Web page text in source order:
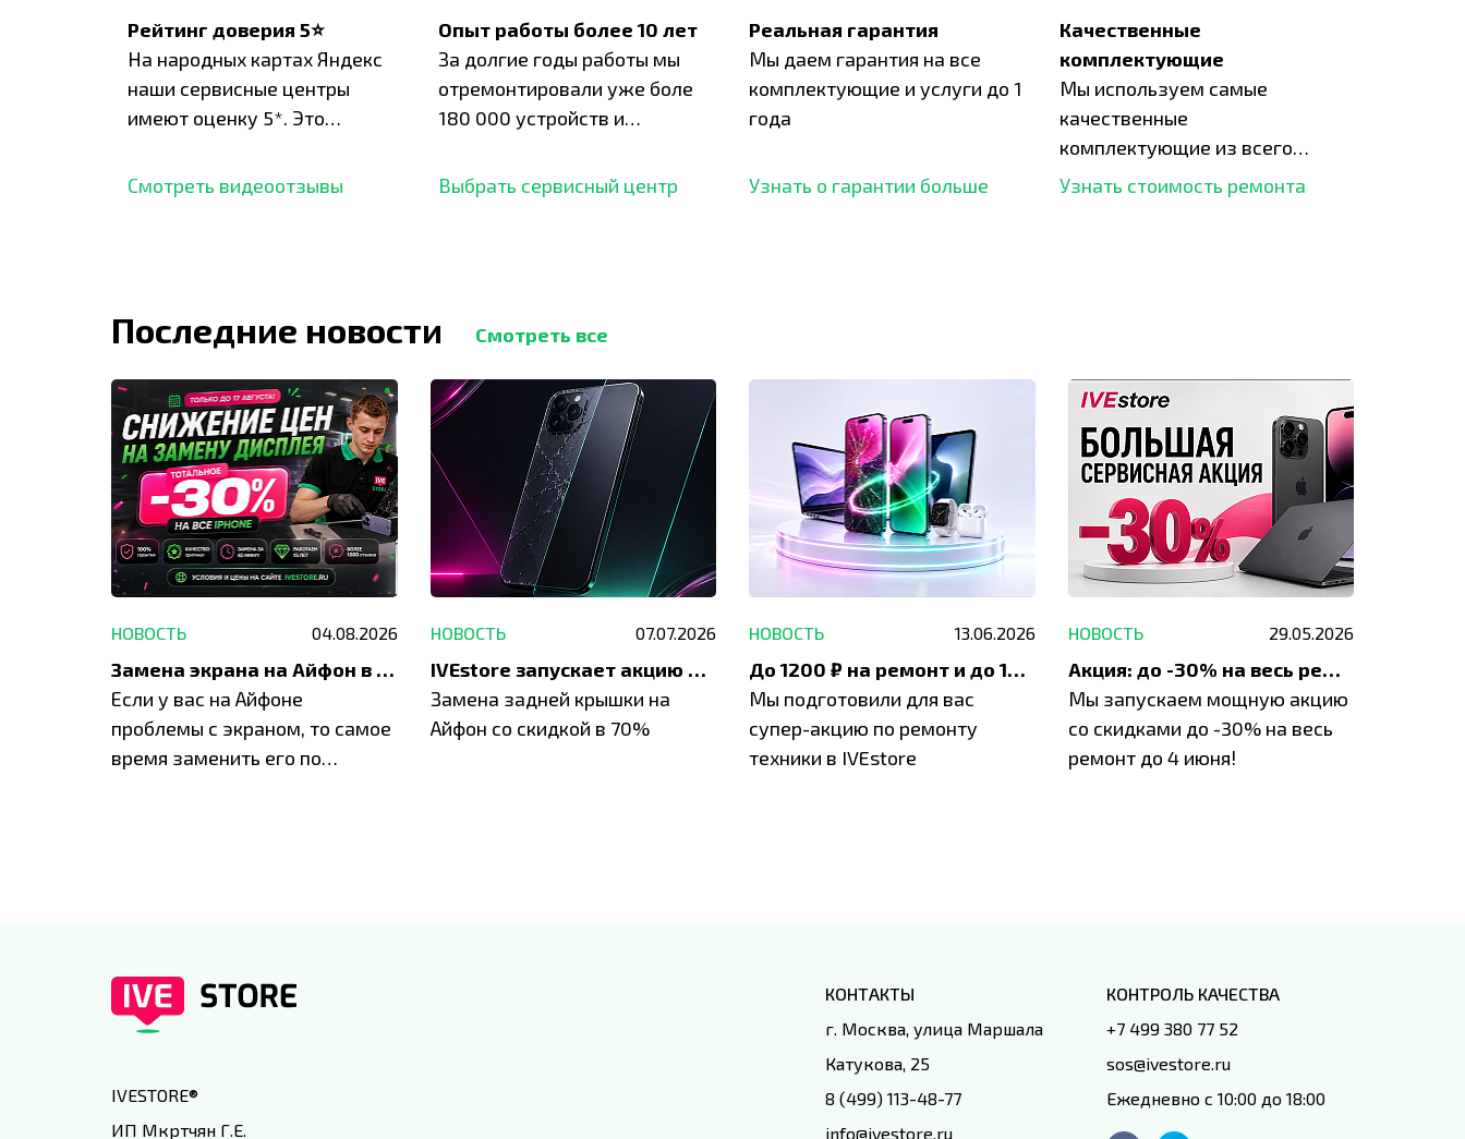
Рейтинг доверия 5⭐
На народных картах Яндекс
наши сервисные центры
имеют оценку 5*. Это
отзывов,
Смотреть видеоотзывы
Опыт работы более 10 лет
За долгие годы работы мы
отремонтировали уже боле
180 000 устройств и
опыт.
Выбрать сервисный центр
Реальная гарантия
Мы даем гарантия на все
комплектующие и услуги до 1
года
Узнать о гарантии больше
Качественные
комплектующие
Мы используем самые
качественные
комплектующие из всего
рынка и используем самое
Узнать стоимость ремонта
Последние новости Смотреть все
НОВОСТЬ 04.08.2026
Замена экрана на Айфон в Москве и Балашихе
Если у вас на Айфоне
проблемы с экраном, то самое
время заменить его по
НОВОСТЬ 07.07.2026
IVEstore запускает акцию на замену заднего стекла
Замена задней крышки на
Айфон со скидкой в 70%
НОВОСТЬ 13.06.2026
До 1200 ₽ на ремонт и до 1500 ₽ на покупку техники Apple
Мы подготовили для вас
супер-акцию по ремонту
техники в IVEstore
НОВОСТЬ 29.05.2026
Акция: до -30% на весь ремонт техники Apple
Мы запускаем мощную акцию
со скидками до -30% на весь
ремонт до 4 июня!
IVESTORE®
ИП Мкртчян Г.Е.
КОНТАКТЫ
г. Москва, улица Маршала
Катукова, 25
8 (499) 113-48-77
info@ivestore.ru
КОНТРОЛЬ КАЧЕСТВА
+7 499 380 77 52
sos@ivestore.ru
Ежедневно с 10:00 до 18:00